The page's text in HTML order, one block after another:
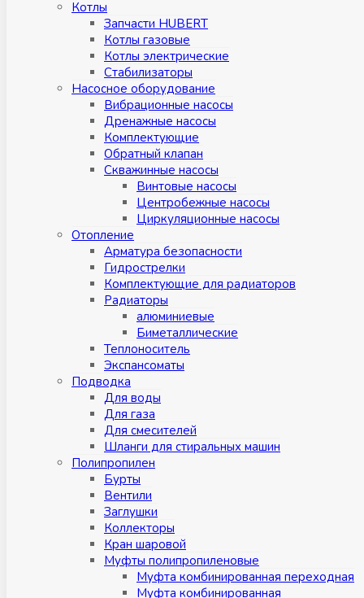
Котлы
Запчасти HUBERT
Котлы газовые
Котлы электрические
Стабилизаторы
Насосное оборудование
Вибрационные насосы
Дренажные насосы
Комплектующие
Обратный клапан
Скважинные насосы
Винтовые насосы
Центробежные насосы
Циркуляционные насосы
Отопление
Арматура безопасности
Гидрострелки
Комплектующие для радиаторов
Радиаторы
алюминиевые
Биметаллические
Теплоноситель
Экспансоматы
Подводка
Для воды
Для газа
Для смесителей
Шланги для стиральных машин
Полипропилен
Бурты
Вентили
Заглушки
Коллекторы
Кран шаровой
Муфты полипропиленовые
Муфта комбинированная переходная
Муфта комбинированная